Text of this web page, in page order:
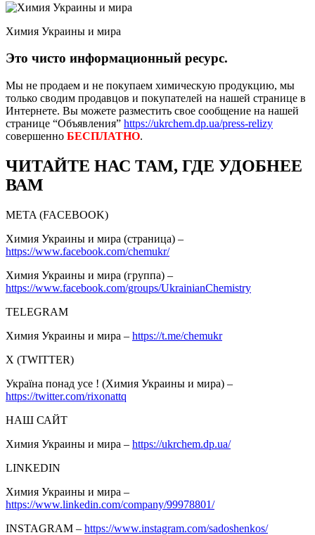
Химия Украины и мира
Это чисто информационный ресурс.
Мы не продаем и не покупаем химическую продукцию, мы
только сводим продавцов и покупателей на нашей странице в
Интернете. Вы можете разместить свое сообщение на нашей
странице “Объявления” https://ukrchem.dp.ua/press-relizy
совершенно БЕСПЛАТНО.
ЧИТАЙТЕ НАС ТАМ, ГДЕ УДОБНЕЕ
ВАМ
META (FACEBOOK)
Химия Украины и мира (страница) –
https://www.facebook.com/chemukr/
Химия Украины и мира (группа) –
https://www.facebook.com/groups/UkrainianChemistry
TELEGRAM
Химия Украины и мира – https://t.me/chemukr
Х (TWITTER)
Україна понад усе ! (Химия Украины и мира) –
https://twitter.com/rixonattq
НАШ САЙТ
Химия Украины и мира – https://ukrchem.dp.ua/
LINKEDIN
Химия Украины и мира –
https://www.linkedin.com/company/99978801/
INSTAGRAM – https://www.instagram.com/sadoshenkos/